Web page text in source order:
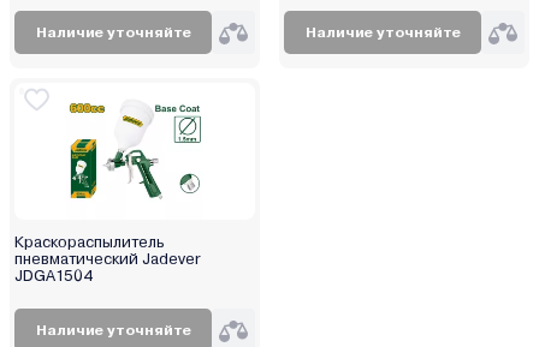
Наличие уточняйте Наличие уточняйте
Краскораспылитель
пневматический Jadever
JDGA1504
Наличие уточняйте